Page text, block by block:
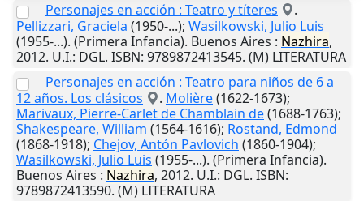
Personajes en acción : Teatro y títeres
.
Pellizzari, Graciela (1950-...); Wasilkowski, Julio Luis
(1955-...). (Primera Infancia). Buenos Aires : Nazhira,
2012. U.I.: DGL. ISBN: 9789872413545. (M) LITERATURA
Personajes en acción : Teatro para niños de 6 a
12 años. Los clásicos
. Molière(1622-1673);
Marivaux, Pierre-Carlet de Chamblain de(1688-1763);
Shakespeare, William (1564-1616); Rostand, Edmond
(1868-1918); Chejov, Antón Pavlovich (1860-1904);
Wasilkowski, Julio Luis (1955-...). (Primera Infancia).
Buenos Aires : Nazhira, 2012. U.I.: DGL. ISBN:
9789872413590. (M) LITERATURA